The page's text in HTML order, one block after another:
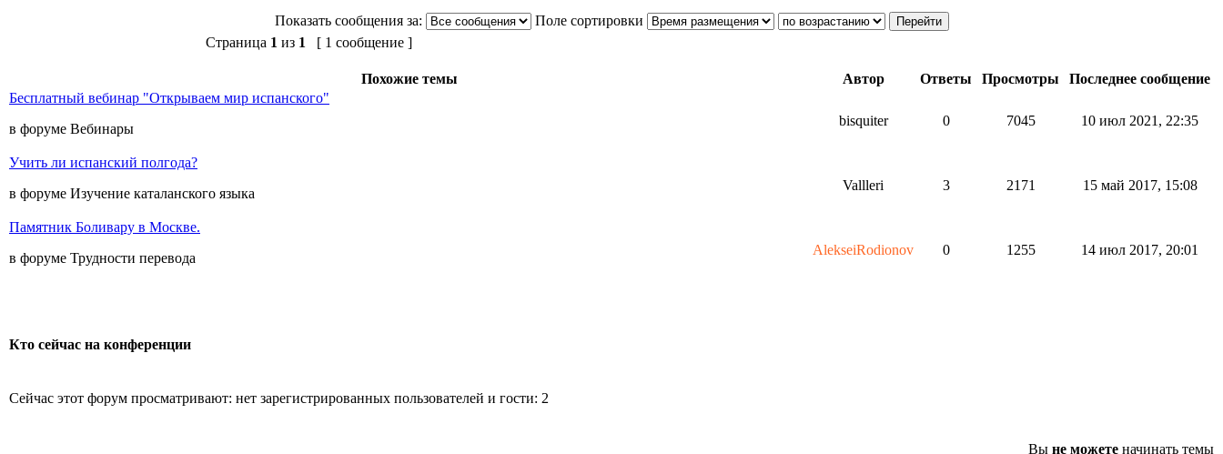
Показать сообщения за:
Поле сортировки
Страница 1 из 1 [ 1 сообщение ]
Похожие темы Автор Ответы Просмотры
Последнее сообщение
Бесплатный вебинар "Открываем мир испанского"
в форуме Вебинары
bisquiter 0 7045 10 июл 2021, 22:35
Учить ли испанский полгода?
в форуме Изучение каталанского языка
Vallleri 3 2171 15 май 2017, 15:08
Памятник Боливару в Москве.
в форуме Трудности перевода
AlekseiRodionov 0 1255 14 июл 2017, 20:01
Кто сейчас на конференции
Сейчас этот форум просматривают: нет зарегистрированных пользователей и гости: 2
Вы не можете начинать темы